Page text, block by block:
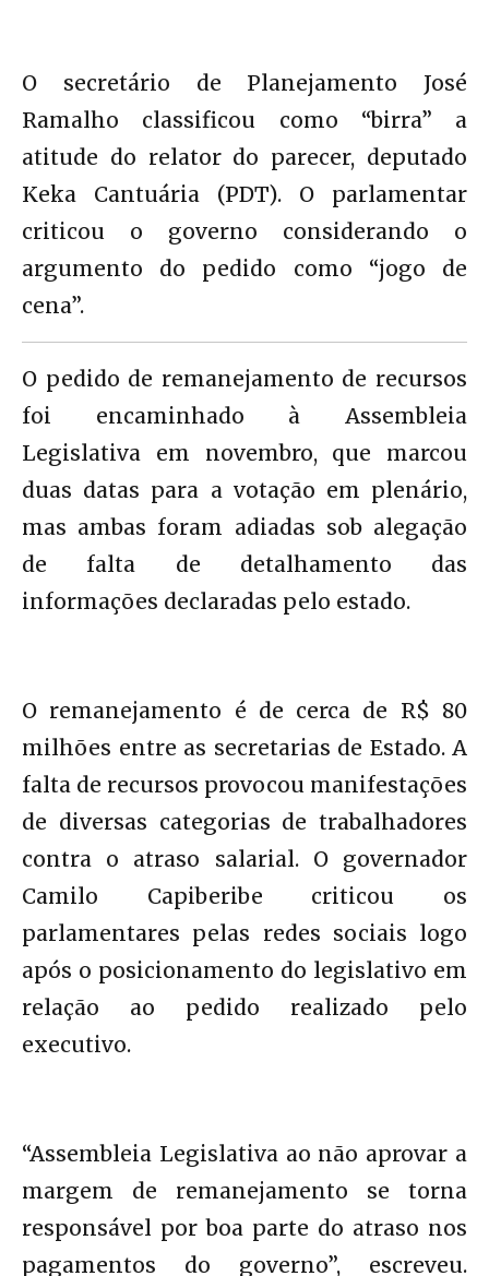
O secretário de Planejamento José
Ramalho classificou como “birra” a
atitude do relator do parecer, deputado
Keka Cantuária (PDT). O parlamentar
criticou o governo considerando o
argumento do pedido como “jogo de
cena”.
O pedido de remanejamento de recursos
foi encaminhado à Assembleia
Legislativa em novembro, que marcou
duas datas para a votação em plenário,
mas ambas foram adiadas sob alegação
de falta de detalhamento das
informações declaradas pelo estado.
O remanejamento é de cerca de R$ 80
milhões entre as secretarias de Estado. A
falta de recursos provocou manifestações
de diversas categorias de trabalhadores
contra o atraso salarial. O governador
Camilo Capiberibe criticou os
parlamentares pelas redes sociais logo
após o posicionamento do legislativo em
relação ao pedido realizado pelo
executivo.
“Assembleia Legislativa ao não aprovar a
margem de remanejamento se torna
responsável por boa parte do atraso nos
pagamentos do governo”, escreveu.